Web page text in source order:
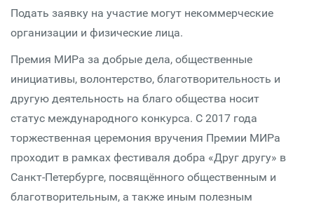
Подать заявку на участие могут некоммерческие
организации и физические лица.
Премия МИРа за добрые дела, общественные
инициативы, волонтерство, благотворительность и
другую деятельность на благо общества носит
статус международного конкурса. С 2017 года
торжественная церемония вручения Премии МИРа
проходит в рамках фестиваля добра «Друг другу» в
Санкт-Петербурге, посвящённого общественным и
благотворительным, а также иным полезным